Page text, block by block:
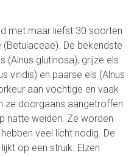
met maar liefst 30 soorten
De bekendste
(Alnus glutinosa), grijze els
viridis) en paarse els (Alnus
aan vochtige en vaak
ze doorgaans aangetroffen
natte weiden. Ze worden
veel licht nodig. De
op een struik. Elzen